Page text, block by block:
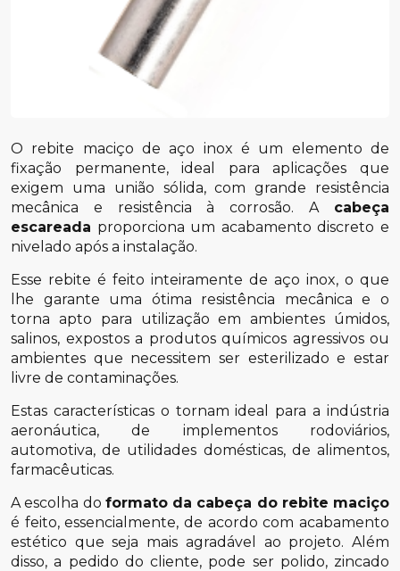
O rebite maciço de aço inox é um elemento de
fixação permanente, ideal para aplicações que
exigem uma união sólida, com grande resistência
mecânica e resistência à corrosão. A cabeça
escareada proporciona um acabamento discreto e
nivelado após a instalação.
Esse rebite é feito inteiramente de aço inox, o que
lhe garante uma ótima resistência mecânica e o
torna apto para utilização em ambientes úmidos,
salinos, expostos a produtos químicos agressivos ou
ambientes que necessitem ser esterilizado e estar
livre de contaminações.
Estas características o tornam ideal para a indústria
aeronáutica, de implementos rodoviários,
automotiva, de utilidades domésticas, de alimentos,
farmacêuticas.
A escolha do formato da cabeça do rebite maciço
é feito, essencialmente, de acordo com acabamento
estético que seja mais agradável ao projeto. Além
disso, a pedido do cliente, pode ser polido, zincado